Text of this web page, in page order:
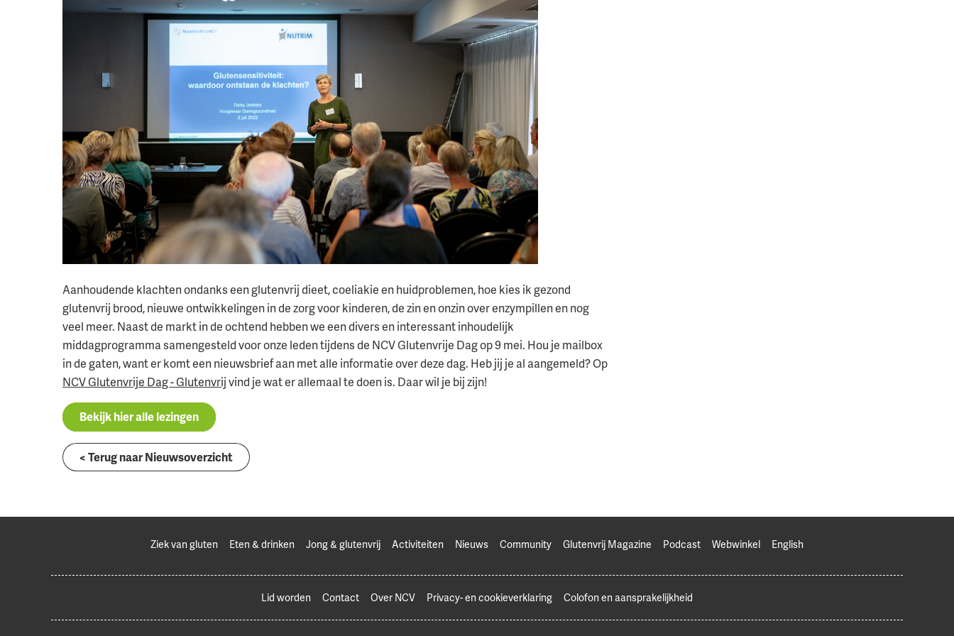
Aanhoudende klachten ondanks een glutenvrij dieet, coeliakie en huidproblemen, hoe kies ik gezond
glutenvrij brood, nieuwe ontwikkelingen in de zorg voor kinderen, de zin en onzin over enzympillen en nog
veel meer. Naast de markt in de ochtend hebben we een divers en interessant inhoudelijk
middagprogramma samengesteld voor onze leden tijdens de NCV Glutenvrije Dag op 9 mei. Hou je mailbox
in de gaten, want er komt een nieuwsbrief aan met alle informatie over deze dag. Heb jij je al aangemeld? Op
NCV Glutenvrije Dag - Glutenvrijvind je wat er allemaal te doen is. Daar wil je bij zijn!
Bekijk hier alle lezingen
< Terug naar Nieuwsoverzicht
Ziek van gluten Eten & drinken Jong & glutenvrij Activiteiten Nieuws Community Glutenvrij Magazine Podcast Webwinkel English
Lid worden Contact Over NCV Privacy- en cookieverklaring Colofon en aansprakelijkheid